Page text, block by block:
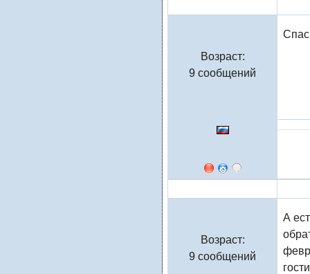
Возраст:
9 сообщений
Возраст:
9 сообщений
А